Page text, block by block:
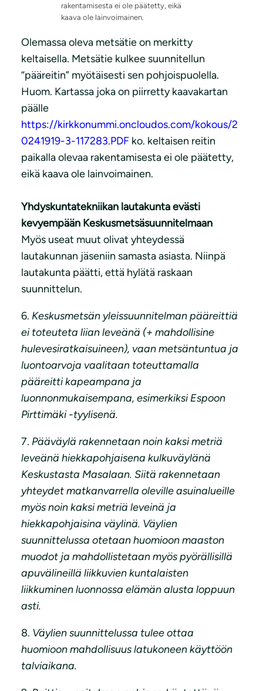
rakentamisesta ei ole päätetty, eikä
kaava ole lainvoimainen.
Olemassa oleva metsätie on merkitty
keltaisella. Metsätie kulkee suunnitellun
“pääreitin” myötäisesti sen pohjoispuolella.
Huom. Kartassa joka on piirretty kaavakartan
päälle
https://kirkkonummi.oncloudos.com/kokous/2
0241919-3-117283.PDF ko. keltaisen reitin
paikalla olevaa rakentamisesta ei ole päätetty,
eikä kaava ole lainvoimainen.
Yhdyskuntatekniikan lautakunta evästi
kevyempään Keskusmetsäsuunnitelmaan
Myös useat muut olivat yhteydessä
lautakunnan jäseniin samasta asiasta. Niinpä
lautakunta päätti, että hylätä raskaan
suunnittelun.
6. Keskusmetsän yleissuunnitelman pääreittiä
ei toteuteta liian leveänä (+ mahdollisine
hulevesiratkaisuineen), vaan metsäntuntua ja
luontoarvoja vaalitaan toteuttamalla
pääreitti kapeampana ja
luonnonmukaisempana, esimerkiksi Espoon
Pirttimäki -tyylisenä.
7. Pääväylä rakennetaan noin kaksi metriä
leveänä hiekkapohjaisena kulkuväylänä
Keskustasta Masalaan. Siitä rakennetaan
yhteydet matkanvarrella oleville asuinalueille
myös noin kaksi metriä leveinä ja
hiekkapohjaisina väylinä. Väylien
suunnittelussa otetaan huomioon maaston
muodot ja mahdollistetaan myös pyörällisillä
apuvälineillä liikkuvien kuntalaisten
liikkuminen luonnossa elämän alusta loppuun
asti.
8. Väylien suunnittelussa tulee ottaa
huomioon mahdollisuus latukoneen käyttöön
talviaikana.